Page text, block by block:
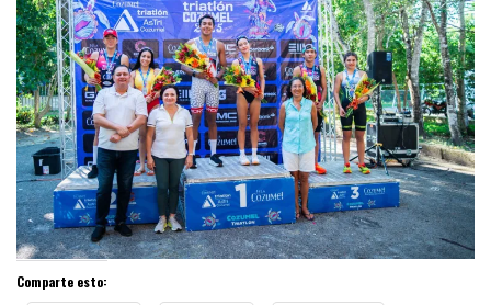
Comparte esto: